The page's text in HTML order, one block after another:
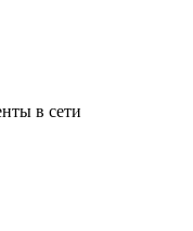
в сети